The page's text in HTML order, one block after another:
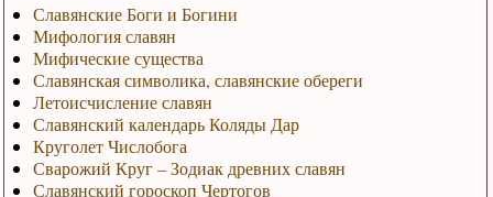
Славянские Боги и Богини
Мифология славян
Мифические существа
Славянская символика, славянские обереги
Летоисчисление славян
Славянский календарь Коляды Дар
Круголет Числобога
Сварожий Круг – Зодиак древних славян
Славянский гороскоп Чертогов